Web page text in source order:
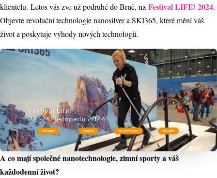
klientelu. Letos vás zve už podruhé do Brně, na Festival LIFE! 2024.
Objevte revoluční technologie nanosilver a SKI365, které mění váš
život a poskytuje výhody nových technologií.
A co mají společné nanotechnologie, zimní sporty a váš
každodenní život?